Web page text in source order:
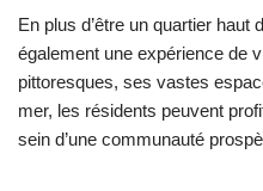
En plus d’être un quartier
également une expérience de
pittoresques, ses vastes
mer, les résidents peuvent
sein d’une communauté